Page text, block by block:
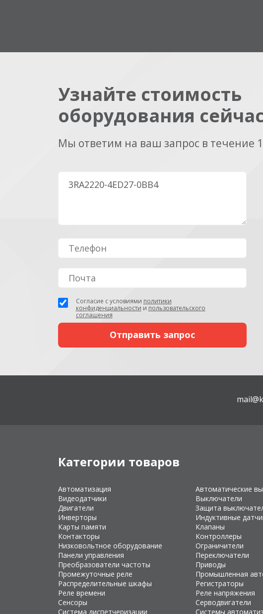
Узнайте стоимость
оборудования
Мы ответим на ваш запрос в течение
Согласие с условиями политики
конфиденциальности и пользовательского
соглашения
Категории товаров
Автоматизация Автоматические
Видеодатчики
Выключатели
Двигатели
Защита
Инверторы
Индуктивные
Карты памяти
Клапаны
Контакторы
Контроллеры
Низковольтное оборудование
Ограничители
Панели управления
Переключатели
Преобразователи частоты
Приводы
Промежуточные реле
Промышленная
Распределительные шкафы
Регистраторы
Реле времени
Реле напряжения
Сенсоры
Серводвигатели
Система диспетчеризации
Системы